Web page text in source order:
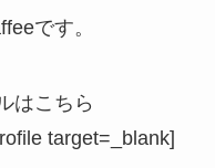
です。
はこちら
target=_blank]